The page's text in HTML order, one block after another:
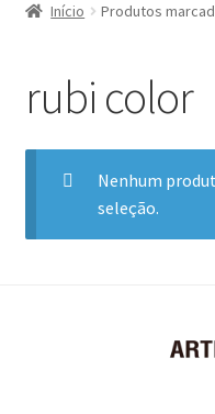
Início Produtos
rubi color
Nenhum
seleção.